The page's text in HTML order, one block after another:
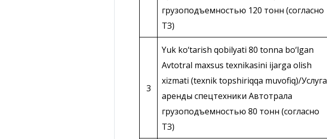
грузоподъемностью 120 тонн (согласно
ТЗ)
3
Yuk ko‘tarish qobilyati 80 tonna bo‘lgan
Avtotral maxsus texnikasini ijarga olish
xizmati (texnik topshiriqqa muvofiq)/Услуга
аренды спецтехники Автотрала
грузоподъемностью 80 тонн (согласно
ТЗ)